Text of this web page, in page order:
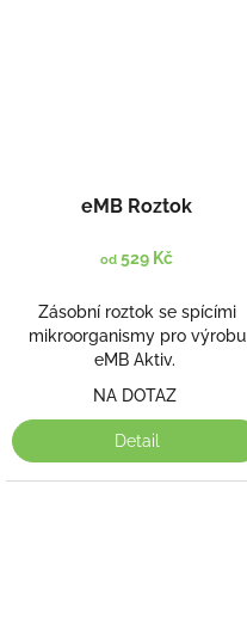
eMB Roztok
od 529 Kč
Zásobní roztok se spícími
mikroorganismy pro výrobu
eMB Aktiv.
NA DOTAZ
Detail